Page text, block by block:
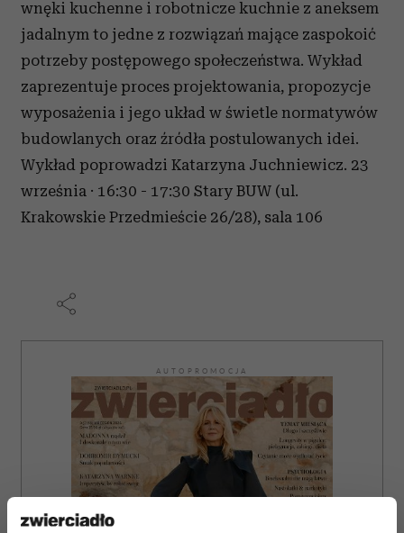
wnęki kuchenne i robotnicze kuchnie z aneksem
jadalnym to jedne z rozwiązań mające zaspokoić
potrzeby postępowego społeczeństwa. Wykład
zaprezentuje proces projektowania, propozycje
wyposażenia i jego układ w świetle normatywów
budowlanych oraz źródła postulowanych idei.
Wykład poprowadzi Katarzyna Juchniewicz. 23
września · 16:30 - 17:30 Stary BUW (ul.
Krakowskie Przedmieście 26/28), sala 106
AUTOPROMOCJA